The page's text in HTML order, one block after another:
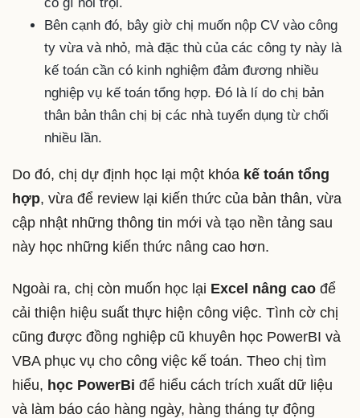
Bên cạnh đó, bây giờ chị muốn nộp CV vào công
ty vừa và nhỏ, mà đặc thù của các công ty này là
kế toán cần có kinh nghiệm đảm đương nhiều
nghiệp vụ kế toán tổng hợp. Đó là lí do chị bản
thân bản thân chị bị các nhà tuyển dụng từ chối
nhiều lần.
Do đó, chị dự định học lại một khóa kế toán tổng
hợp, vừa để review lại kiến thức của bản thân, vừa
cập nhật những thông tin mới và tạo nền tảng sau
này học những kiến thức nâng cao hơn.
Ngoài ra, chị còn muốn học lại Excel nâng cao để
cải thiện hiệu suất thực hiện công việc. Tình cờ chị
cũng được đồng nghiệp cũ khuyên học PowerBI và
VBA phục vụ cho công việc kế toán. Theo chị tìm
hiểu, học PowerBi để hiểu cách trích xuất dữ liệu
và làm báo cáo hàng ngày, hàng tháng tự động